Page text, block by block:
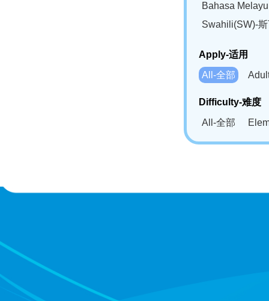
Bahasa
Swahili(SW)-
Apply-适用
All-全部
Difficulty-难度
All-全部